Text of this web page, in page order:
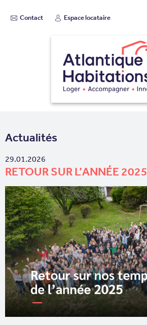
Contact Espace locataire
Actualités
29.01.2026
RETOUR SUR L’ANNÉE 2025